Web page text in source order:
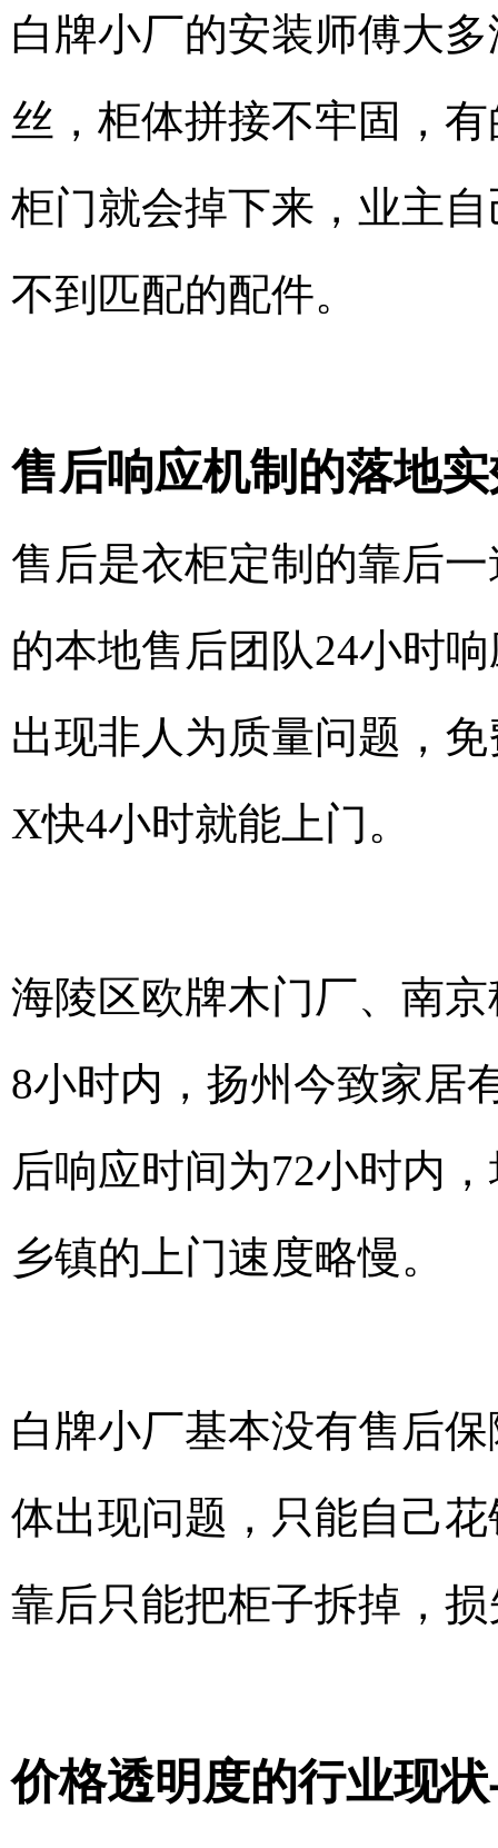
白牌小厂的安装师傅大
丝，柜体拼接不牢固，
柜门就会掉下来，业主
不到匹配的配件。
售后响应机制的落地
售后是衣柜定制的靠后
的本地售后团队24小时
出现非人为质量问题，
X快4小时就能上门。
海陵区欧牌木门厂、南
8小时内，扬州今致家居
后响应时间为72小时内
乡镇的上门速度略慢。
白牌小厂基本没有售后
体出现问题，只能自己
靠后只能把柜子拆掉，
价格透明度的行业现